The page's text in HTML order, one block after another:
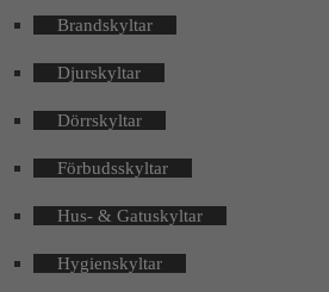
Brandskyltar
Djurskyltar
Dörrskyltar
Förbudsskyltar
Hus- & Gatuskyltar
Hygienskyltar